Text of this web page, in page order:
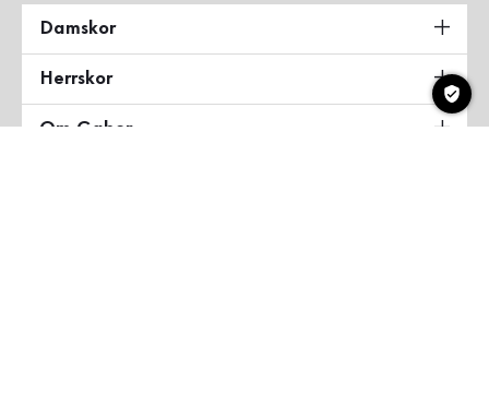
Damskor
Herrskor
Om Gabor